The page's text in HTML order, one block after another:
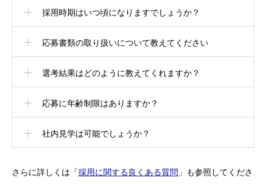
採用時期はいつ頃になりますでしょうか？
応募書類の取り扱いについて教えてください
選考結果はどのように教えてくれますか？
応募に年齢制限はありますか？
社内見学は可能でしょうか？
さらに詳しくは「採用に関する良くある質問 」も参照してくださ